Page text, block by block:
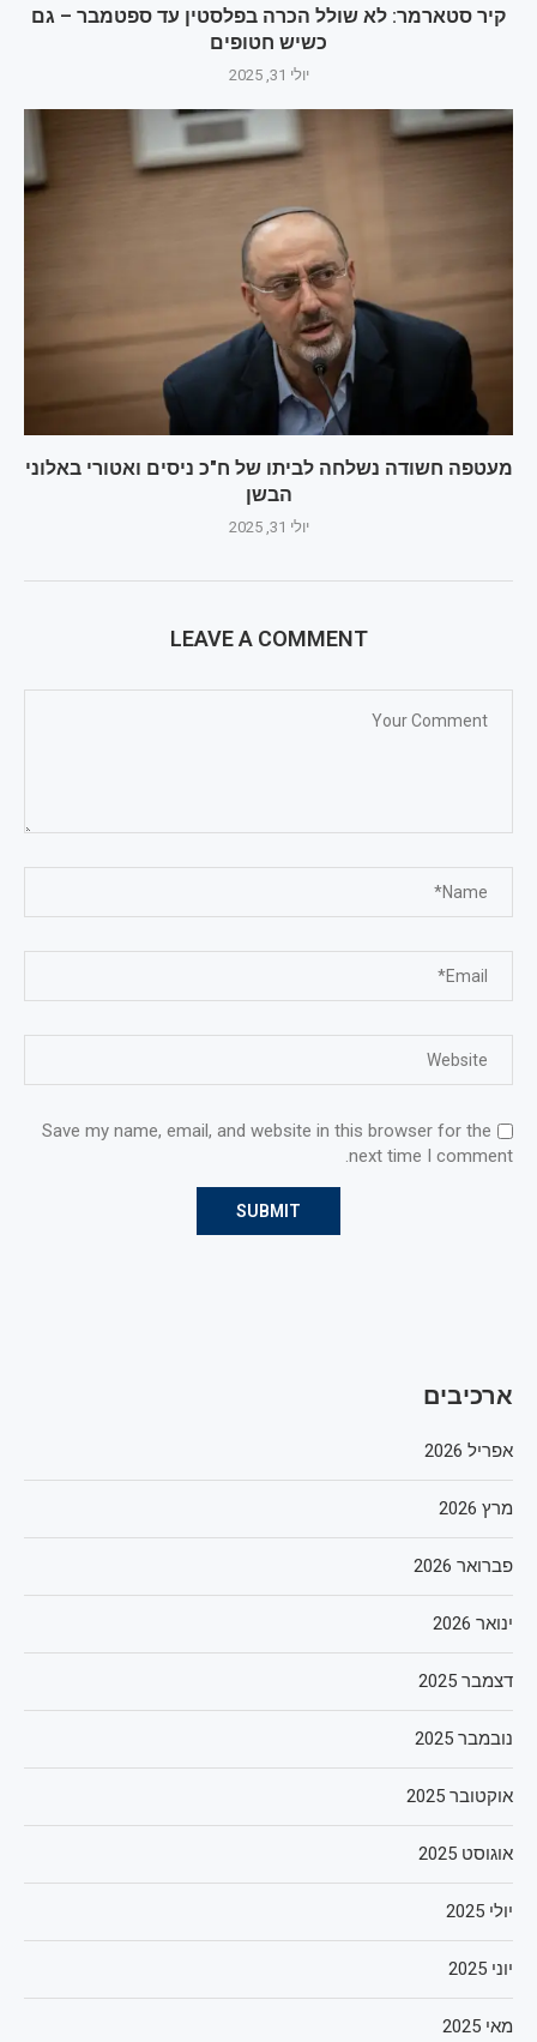
קיר סטארמר: לא שולל הכרה בפלסטין עד ספטמבר – גם
כשיש חטופים
יולי 31, 2025
מעטפה חשודה נשלחה לביתו של ח"כ ניסים ואטורי באלוני
הבשן
יולי 31, 2025
LEAVE A COMMENT
Save my name, email, and website in this browser for the
next time I comment.
ארכיבים
אפריל 2026
מרץ 2026
פברואר 2026
ינואר 2026
דצמבר 2025
נובמבר 2025
אוקטובר 2025
אוגוסט 2025
יולי 2025
יוני 2025
מאי 2025